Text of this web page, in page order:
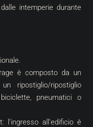
intemperie durante
è composto da un
ripostiglio/ripostiglio
pneumatici o
l'ingresso all'edificio è